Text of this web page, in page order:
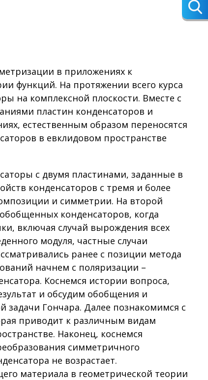
в приложениях к
функций. На протяжении всего курса
на комплексной плоскости. Вместе с
пластин конденсаторов и
естественным образом переносятся
в евклидовом пространстве
с двумя пластинами, заданные в
конденсаторов с тремя и более
и симметрии. На второй
конденсаторов, когда
включая случай вырождения всех
модуля, частные случаи
ранее с позиции метода
начнем с поляризации –
Коснемся истории вопроса,
и обсудим обобщения и
задачи Гончара. Далее познакомимся с
приводит к различным видам
Наконец, коснемся
симметричного
не возрастает.
материала в геометрической теории